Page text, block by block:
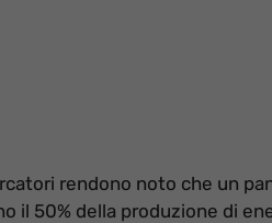
rendono noto che un
il 50% della produzione di